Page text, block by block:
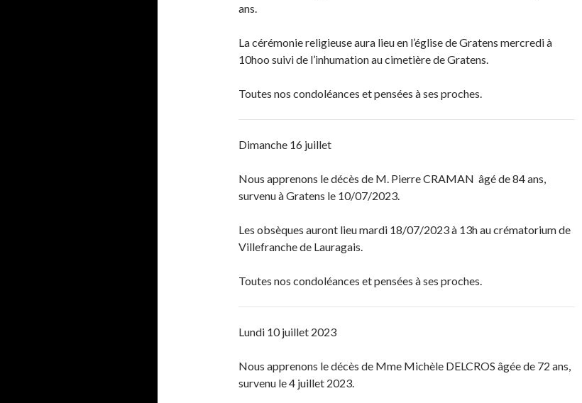
ans.
La cérémonie religieuse aura lieu en l’église de Gratens mercredi à
10hoo suivi de l’inhumation au cimetière de Gratens.
Toutes nos condoléances et pensées à ses proches.
Dimanche 16 juillet
Nous apprenons le décès de M. Pierre CRAMAN âgé de 84 ans,
survenu à Gratens le 10/07/2023.
Les obsèques auront lieu mardi 18/07/2023 à 13h au crématorium de
Villefranche de Lauragais.
Toutes nos condoléances et pensées à ses proches.
Lundi 10 juillet 2023
Nous apprenons le décès de Mme Michèle DELCROS âgée de 72 ans,
survenu le 4 juillet 2023.